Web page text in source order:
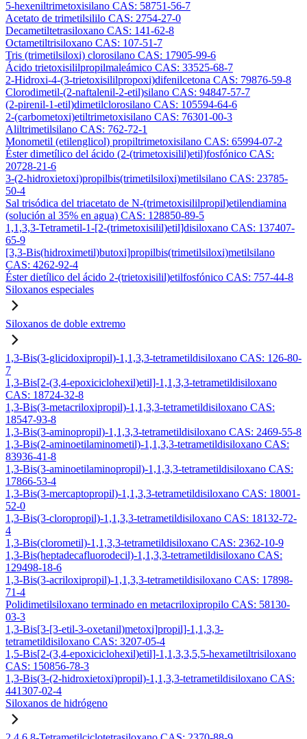
5-hexeniltrimetoxisilano CAS: 58751-56-7
Acetato de trimetilsililo CAS: 2754-27-0
Decametiltetrasiloxano CAS: 141-62-8
Octametiltrisiloxano CAS: 107-51-7
Tris (trimetilsiloxi) clorosilano CAS: 17905-99-6
Ácido trietoxisililpropilmaleámico CAS: 33525-68-7
2-Hidroxi-4-(3-trietoxisililpropoxi)difenilcetona CAS: 79876-59-8
Clorodimetil-(2-naftalenil-2-etil)silano CAS: 94847-57-7
(2-pirenil-1-etil)dimetilclorosilano CAS: 105594-64-6
2-(carbometoxi)etiltrimetoxisilano CAS: 76301-00-3
Aliltrimetilsilano CAS: 762-72-1
Monometil (etilenglicol) propiltrimetoxisilano CAS: 65994-07-2
Éster dimetílico del ácido (2-(trimetoxisilil)etil)fosfónico CAS:
20728-21-6
3-(2-hidroxietoxi)propilbis(trimetilsiloxi)metilsilano CAS: 23785-
50-4
Sal trisódica del triacetato de N-(trimetoxisililpropil)etilendiamina
(solución al 35% en agua) CAS: 128850-89-5
1,1,3,3-Tetrametil-1-[2-(trimetoxisilil)etil]disiloxano CAS: 137407-
65-9
[3,3-Bis(hidroximetil)butoxi]propilbis(trimetilsiloxi)metilsilano
CAS: 4262-92-4
Éster dietílico del ácido 2-(trietoxisilil)etilfosfónico CAS: 757-44-8
Siloxanos especiales
Siloxanos de doble extremo
1,3-Bis(3-glicidoxipropil)-1,1,3,3-tetrametildisiloxano CAS: 126-80-
7
1,3-Bis[2-(3,4-epoxiciclohexil)etil]-1,1,3,3-tetrametildisiloxano
CAS: 18724-32-8
1,3-Bis(3-metacriloxipropil)-1,1,3,3-tetrametildisiloxano CAS:
18547-93-8
1,3-Bis(3-aminopropil)-1,1,3,3-tetrametildisiloxano CAS: 2469-55-8
1,3-Bis(2-aminoetilaminometil)-1,1,3,3-tetrametildisiloxano CAS:
83936-41-8
1,3-Bis(3-aminoetilaminopropil)-1,1,3,3-tetrametildisiloxano CAS:
17866-53-4
1,3-Bis(3-mercaptopropil)-1,1,3,3-tetrametildisiloxano CAS: 18001-
52-0
1,3-Bis(3-cloropropil)-1,1,3,3-tetrametildisiloxano CAS: 18132-72-
4
1,3-Bis(clorometil)-1,1,3,3-tetrametildisiloxano CAS: 2362-10-9
1,3-Bis(heptadecafluorodecil)-1,1,3,3-tetrametildisiloxano CAS:
129498-18-6
1,3-Bis(3-acriloxipropil)-1,1,3,3-tetrametildisiloxano CAS: 17898-
71-4
Polidimetilsiloxano terminado en metacriloxipropilo CAS: 58130-
03-3
1,3-Bis[3-[3-etil-3-oxetanil)metoxi]propil]-1,1,3,3-
tetrametildisiloxano CAS: 3207-05-4
1,5-Bis[2-(3,4-epoxiciclohexil)etil]-1,1,3,3,5,5-hexametiltrisiloxano
CAS: 150856-78-3
1,3-Bis(3-(2-hidroxietoxi)propil)-1,1,3,3-tetrametildisiloxano CAS:
441307-02-4
Siloxanos de hidrógeno